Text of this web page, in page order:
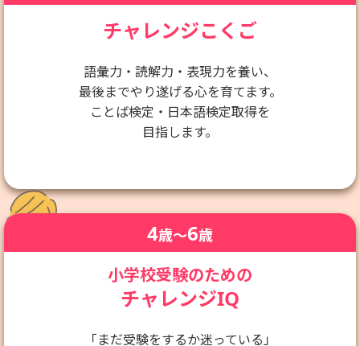
チャレンジこくご
語彙力・読解力・表現力を養い、
最後までやり遂げる心を育てます。
ことば検定・日本語検定取得を
目指します。
4歳〜6歳
小学校受験のための
チャレンジIQ
「まだ受験をするか迷っている」